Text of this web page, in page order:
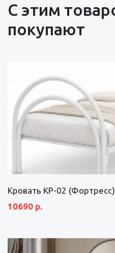
С этим
покупают
Кровать КР-02 (Фортресс)
10690 р.